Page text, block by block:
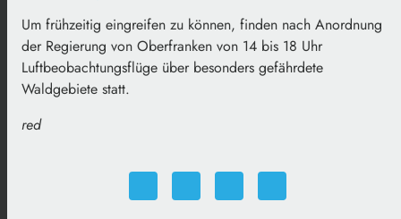
Um frühzeitig eingreifen zu können, finden nach Anordnung
der Regierung von Oberfranken von 14 bis 18 Uhr
Luftbeobachtungsflüge über besonders gefährdete
Waldgebiete statt.
red